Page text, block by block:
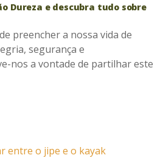
Dureza e descubra tudo sobre
preencher a nossa vida de
segurança e
nos a vontade de partilhar este